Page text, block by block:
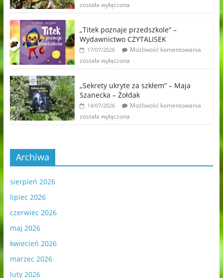
została wyłączona
„Titek poznaje przedszkole” –
Wydawnictwo CZYTALISEK
17/07/2026
Możliwość komentowania
została wyłączona
„Sekrety ukryte za szkłem” – Maja
Szanecka – Żołdak
14/07/2026
Możliwość komentowania
została wyłączona
Archiwa
sierpień 2026
lipiec 2026
czerwiec 2026
maj 2026
kwiecień 2026
marzec 2026
luty 2026